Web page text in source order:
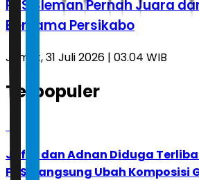
PSS Sleman Pernah Juara
Bersama Persikabo
Jumat, 31 Juli 2026 | 03.04 WIB
Terpopuler
Jafar dan Adnan Diduga
PBSI Langsung Ubah